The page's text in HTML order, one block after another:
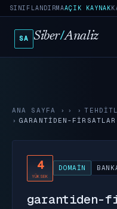
SINIFLANDIRMAAÇIK KAYNAK
SA Siber/Analiz
ANA SAYFA ›
GARANTIDEN-
4
YÜKSEK
DOMAIN